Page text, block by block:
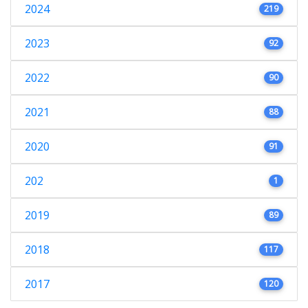
2024 219
2023 92
2022 90
2021 88
2020 91
202 1
2019 89
2018 117
2017 120